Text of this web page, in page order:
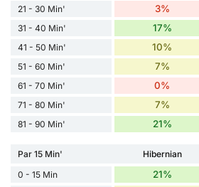
21 - 30 Min' 3%
31 - 40 Min' 17%
41 - 50 Min' 10%
51 - 60 Min' 7%
61 - 70 Min' 0%
71 - 80 Min' 7%
81 - 90 Min' 21%
Par 15 Min' Hibernian
0 - 15 Min
21%